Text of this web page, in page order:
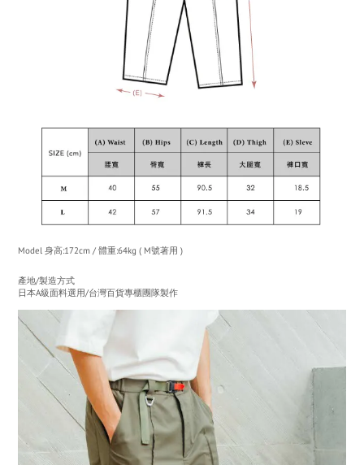
Model 身高:172cm / 體重:64kg ( M號著用 )
產地/製造方式
日本A級面料選用/台灣百貨專櫃團隊製作